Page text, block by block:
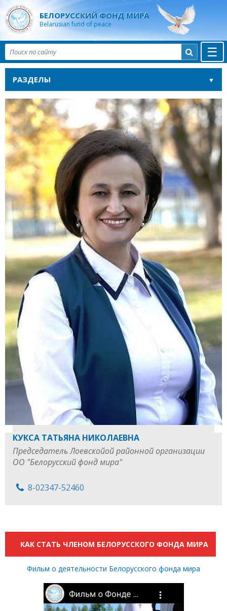
БЕЛОРУССКИЙ ФОНД МИРА
Belarusian fund of peace
☰

РАЗДЕЛЫ
КУКСА ТАТЬЯНА НИКОЛАЕВНА
Председатель Лоевскойой районной организации
ОО "Белорусский фонд мира"
8-02347-52460
КАК СТАТЬ ЧЛЕНОМ БЕЛОРУССКОГО ФОНДА МИРА
Фильм о деятельности Белорусского фонда мира